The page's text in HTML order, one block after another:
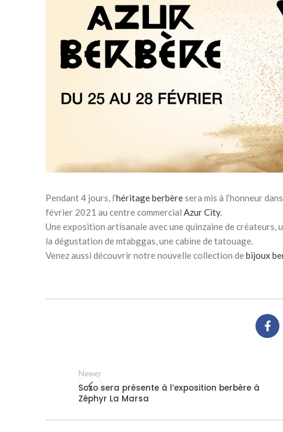
Pendant 4 jours, l’héritage berbèresera mis à l’honneur
février 2021 au centre commercial Azur City.
Une exposition artisanale avec une quinzaine de
la dégustation de mtabggas, une cabine de tatouage.
Venez aussi découvrir notre nouvelle collection debijoux
Newer
Sozo sera présente à l’exposition berbère à
Zéphyr La Marsa